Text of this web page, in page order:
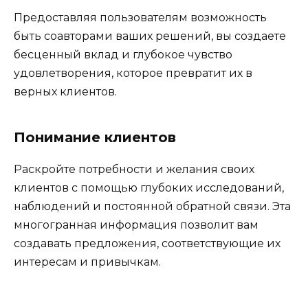
Предоставляя пользователям возможность
быть соавторами ваших решений, вы создаете
бесценный вклад и глубокое чувство
удовлетворения, которое превратит их в
верных клиентов.
Понимание клиентов
Раскройте потребности и желания своих
клиентов с помощью глубоких исследований,
наблюдений и постоянной обратной связи. Эта
многогранная информация позволит вам
создавать предложения, соответствующие их
интересам и привычкам.